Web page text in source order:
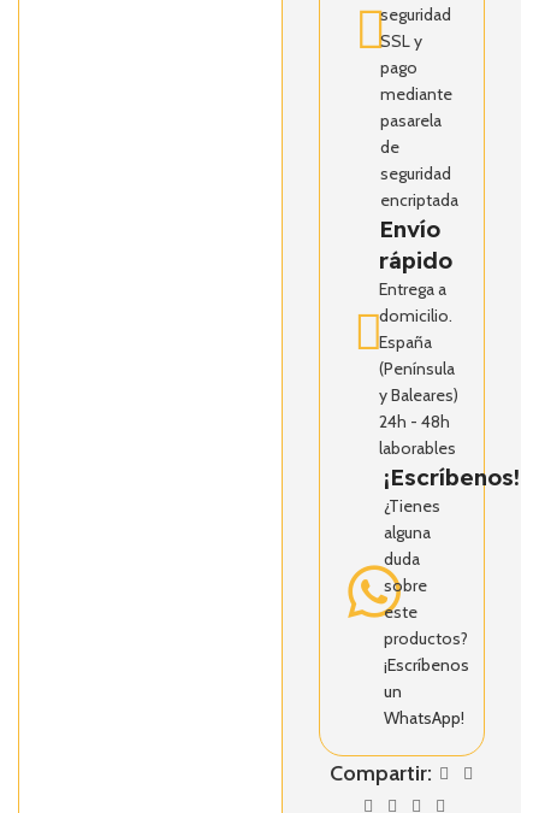
seguridad
SSL y
pago
mediante
pasarela
de
seguridad
encriptada
Envío
rápido
Entrega a
domicilio.
España
(Península
y Baleares)
24h - 48h
laborables
¡Escríbenos!
¿Tienes
alguna
duda
sobre
este
productos?
¡Escríbenos
un
WhatsApp!
Compartir: